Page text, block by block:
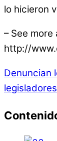
lo hicieron
– See more
http://
Denuncian